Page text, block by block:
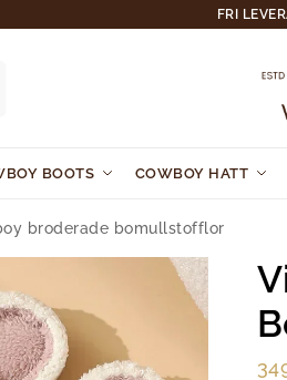
FRI
BOOTS COWBOY HATT
broderade bomullstofflor